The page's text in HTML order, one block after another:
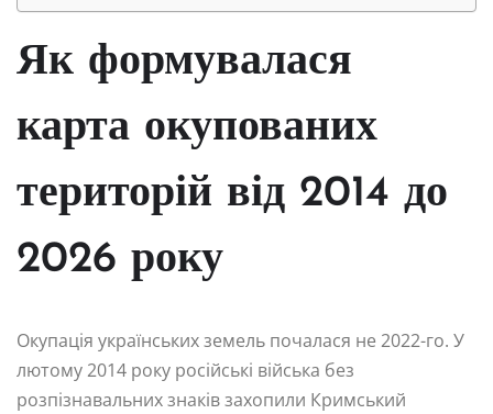
Як формувалася
карта окупованих
територій від 2014 до
2026 року
Окупація українських земель почалася не 2022-го. У
лютому 2014 року російські війська без
розпізнавальних знаків захопили Кримський